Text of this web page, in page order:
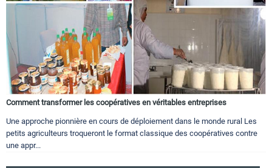
Comment transformer les coopératives en véritables entreprises
Une approche pionnière en cours de déploiement dans le monde rural Les
petits agriculteurs troqueront le format classique des coopératives contre
une appr...